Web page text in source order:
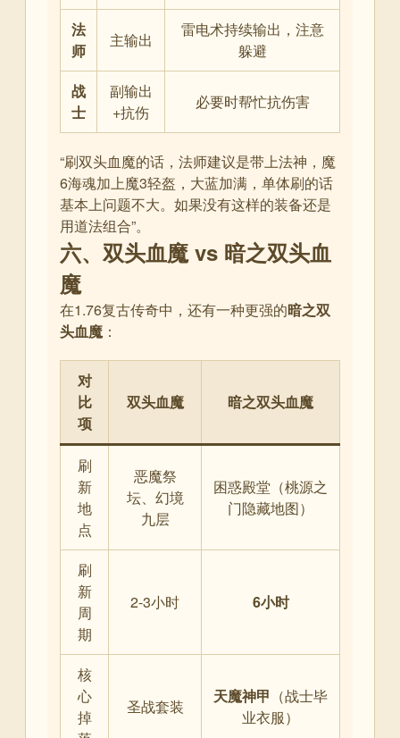
法
师
主输出
雷电术持续输出，注意
躲避
战
士
副输出
+抗伤
必要时帮忙抗伤害
“刷双头血魔的话，法师建议是带上法神，魔
6海魂加上魔3轻盔，大蓝加满，单体刷的话
基本上问题不大。如果没有这样的装备还是
用道法组合”。
六、双头血魔 vs 暗之双头血
魔
在1.76复古传奇中，还有一种更强的暗之双
头血魔：
对
比
项
双头血魔 暗之双头血魔
刷
新
地
点
恶魔祭
坛、幻境
九层
困惑殿堂（桃源之
门隐藏地图）
刷
新
周
期
2-3小时 6小时
核
心
掉
圣战套装
天魔神甲 （战士毕
业衣服）